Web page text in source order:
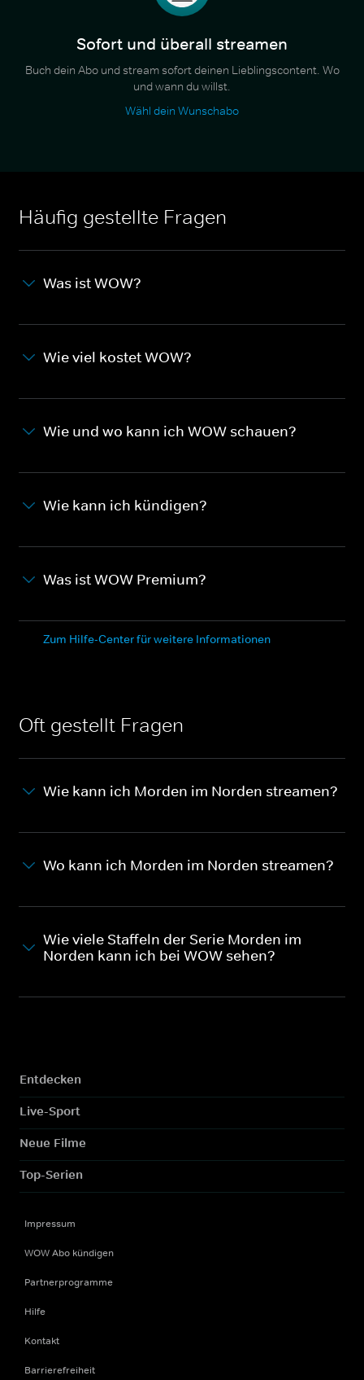
Sofort und überall streamen
Buch dein Abo und stream sofort deinen Lieblingscontent. Wo
und wann du willst.
Wähl dein Wunschabo
Häufig gestellte Fragen
Was ist WOW?
Wie viel kostet WOW?
Wie und wo kann ich WOW schauen?
Wie kann ich kündigen?
Was ist WOW Premium?
Zum Hilfe-Center für weitere Informationen
Oft gestellt Fragen
Wie kann ich Morden im Norden streamen?
Wo kann ich Morden im Norden streamen?
Wie viele Staffeln der Serie Morden im
Norden kann ich bei WOW sehen?
Entdecken
Live-Sport
Neue Filme
Top-Serien
Impressum
WOW Abo kündigen
Partnerprogramme
Hilfe
Kontakt
Barrierefreiheit